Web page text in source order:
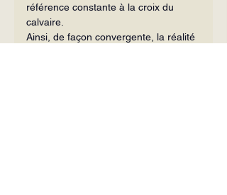
référence constante à la croix du
calvaire.
Ainsi, de façon convergente, la réalité